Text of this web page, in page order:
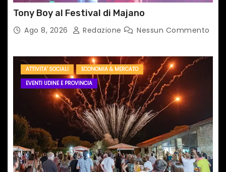
Tony Boy al Festival di Majano
Ago 8, 2026 Redazione Nessun Commento
ATTIVITA' SOCIALI
ECONOMIA & MERCATO
EVENTI UDINE E PROVINCIA